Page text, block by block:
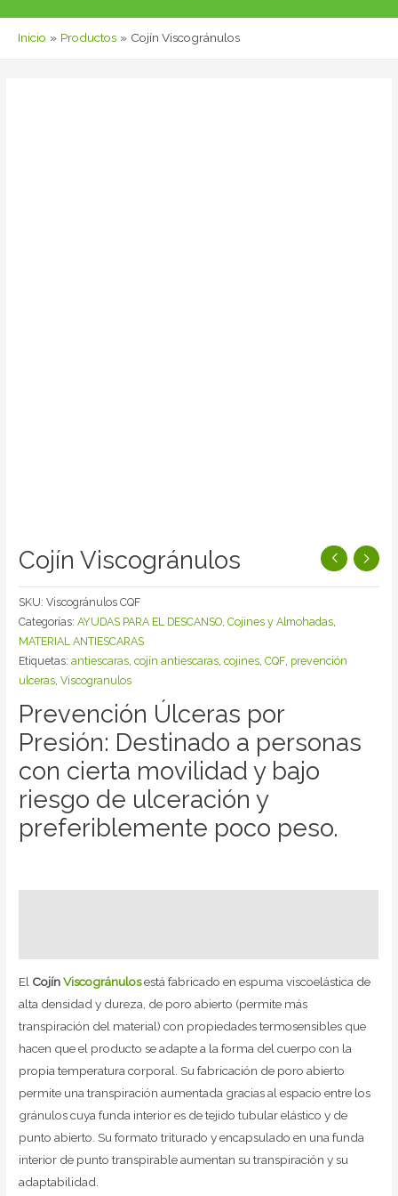
Inicio Productos Cojín Viscogránulos
Cojín Viscogránulos
SKU:Viscogránulos CQF
Categorías:AYUDAS PARA EL DESCANSO ,Cojines y Almohadas
MATERIAL ANTIESCARAS
Etiquetas:antiescaras ,cojín antiescaras ,cojines ,CQF prevención
ulceras ,Viscogranulos
Prevención Úlceras por
Presión: Destinado a personas
con cierta movilidad y bajo
riesgo de ulceración y
preferiblemente poco peso.
El CojínViscogránulosestá fabricado en espuma viscoelástica de
alta densidad y dureza, de poro abierto (permite más
transpiración del material) con propiedades termosensibles que
hacen que el producto se adapte a la forma del cuerpo con la
propia temperatura corporal. Su fabricación de poro abierto
permite una transpiración aumentada gracias al espacio entre los
gránulos cuya funda interior es de tejido tubular elástico y de
punto abierto. Su formato triturado y encapsulado en una funda
interior de punto transpirable aumentan su transpiración y su
adaptabilidad.